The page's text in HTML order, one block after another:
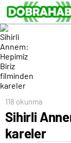
118 okunma
Sihirli
kareler